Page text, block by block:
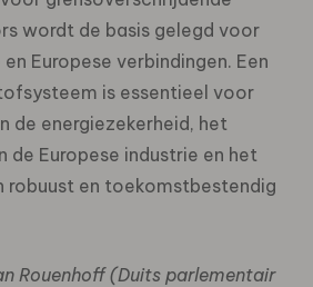
wordt de basis gelegd voor
Europese verbindingen. Een
is essentieel voor
de energiezekerheid, het
de Europese industrie en het
robuust en toekomstbestendig
Rouenhoff (Duits parlementair